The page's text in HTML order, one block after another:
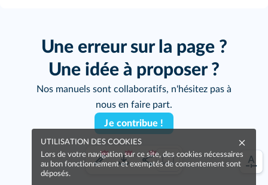
Une erreur sur la page ?
Une idée à proposer ?
Nos manuels sont collaboratifs, n'hésitez pas à
nous en faire part.
Je contribue !
UTILISATION DES COOKIES
Lors de votre navigation sur ce site, des cookies nécessaires
au bon fonctionnement et exemptés de consentement sont
déposés.